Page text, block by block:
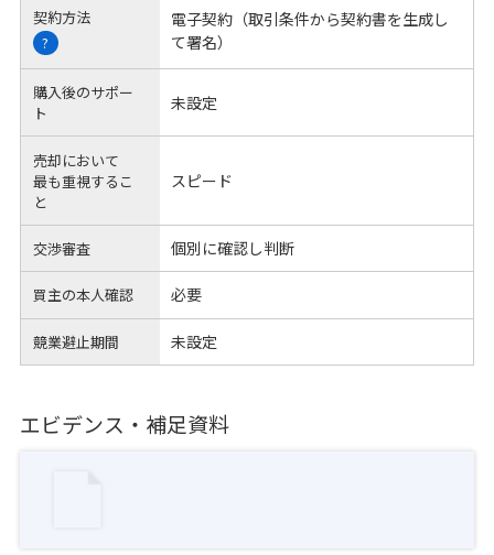
契約方法
?
電子契約（取引条件から契約書を生成し
て署名）
購入後のサポー
ト
未設定
売却において
最も重視するこ
と
スピード
交渉審査 個別に確認し判断
買主の本人確認 必要
競業避止期間 未設定
エビデンス・補足資料